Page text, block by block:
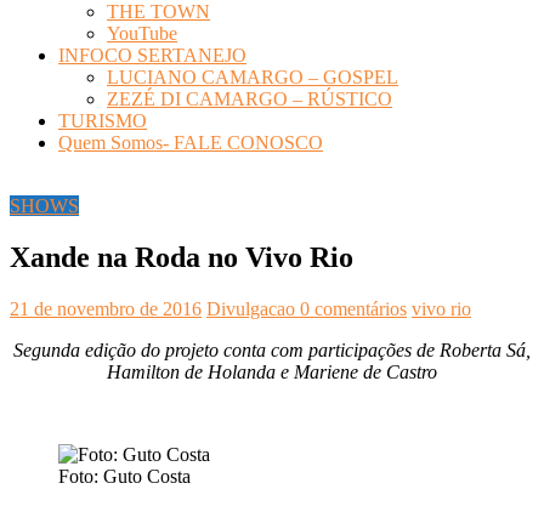
THE TOWN
YouTube
INFOCO SERTANEJO
LUCIANO CAMARGO – GOSPEL
ZEZÉ DI CAMARGO – RÚSTICO
TURISMO
Quem Somos- FALE CONOSCO
SHOWS
Xande na Roda no Vivo Rio
21 de novembro de 2016 Divulgacao 0 comentários vivo rio
Segunda edição do projeto conta com participações de Roberta Sá,
Hamilton de Holanda e Mariene de Castro
Foto: Guto Costa